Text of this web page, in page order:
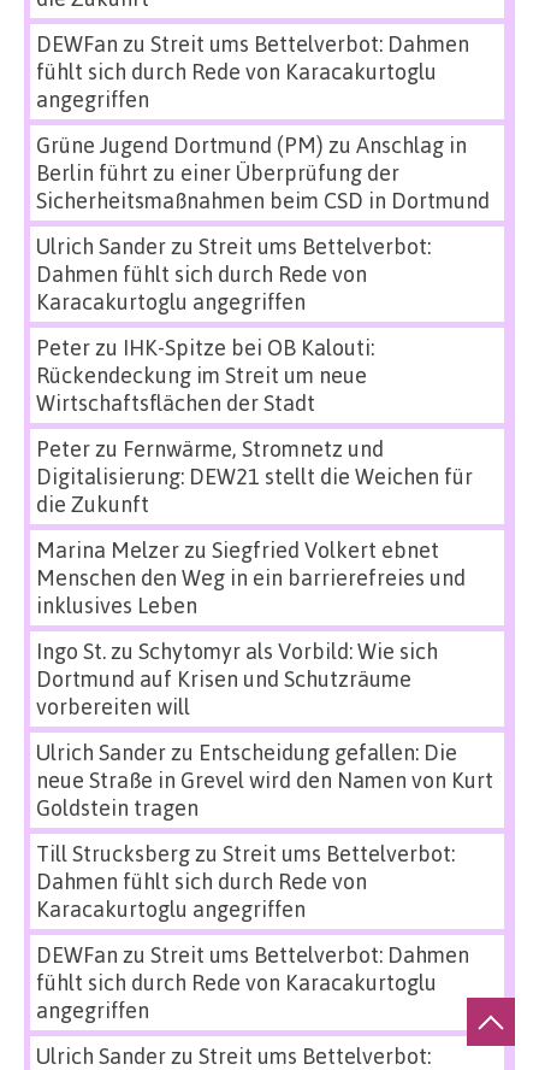
DEWFan zu Streit ums Bettelverbot: Dahmen
fühlt sich durch Rede von Karacakurtoglu
angegriffen
Grüne Jugend Dortmund (PM) zu Anschlag in
Berlin führt zu einer Überprüfung der
Sicherheitsmaßnahmen beim CSD in Dortmund
Ulrich Sanderzu Streit ums Bettelverbot:
Dahmen fühlt sich durch Rede von
Karacakurtoglu angegriffen
Peterzu IHK-Spitze bei OB Kalouti:
Rückendeckung im Streit um neue
Wirtschaftsflächen der Stadt
Peterzu Fernwärme, Stromnetz und
Digitalisierung: DEW21 stellt die Weichen für
die Zukunft
Marina Melzerzu Siegfried Volkert ebnet
Menschen den Weg in ein barrierefreies und
inklusives Leben
Ingo St.zu Schytomyr als Vorbild: Wie sich
Dortmund auf Krisen und Schutzräume
vorbereiten will
Ulrich Sanderzu Entscheidung gefallen: Die
neue Straße in Grevel wird den Namen von Kurt
Goldstein tragen
Till Strucksbergzu Streit ums Bettelverbot:
Dahmen fühlt sich durch Rede von
Karacakurtoglu angegriffen
DEWFan zu Streit ums Bettelverbot: Dahmen
fühlt sich durch Rede von Karacakurtoglu
angegriffen
Ulrich Sanderzu Streit ums Bettelverbot: